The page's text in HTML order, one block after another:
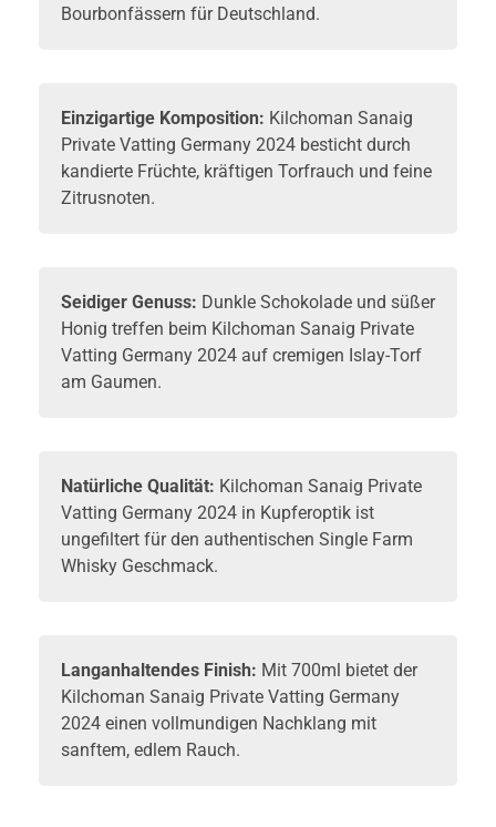
Bourbonfässern für Deutschland.
Einzigartige Komposition: Kilchoman Sanaig
Private Vatting Germany 2024 besticht durch
kandierte Früchte, kräftigen Torfrauch und feine
Zitrusnoten.
Seidiger Genuss: Dunkle Schokolade und süßer
Honig treffen beim Kilchoman Sanaig Private
Vatting Germany 2024 auf cremigen Islay-Torf
am Gaumen.
Natürliche Qualität: Kilchoman Sanaig Private
Vatting Germany 2024 in Kupferoptik ist
ungefiltert für den authentischen Single Farm
Whisky Geschmack.
Langanhaltendes Finish: Mit 700ml bietet der
Kilchoman Sanaig Private Vatting Germany
2024 einen vollmundigen Nachklang mit
sanftem, edlem Rauch.